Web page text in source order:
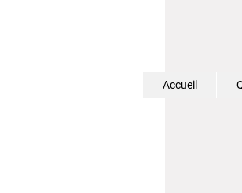
Accueil